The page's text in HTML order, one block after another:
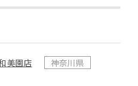
美園店 神奈川県